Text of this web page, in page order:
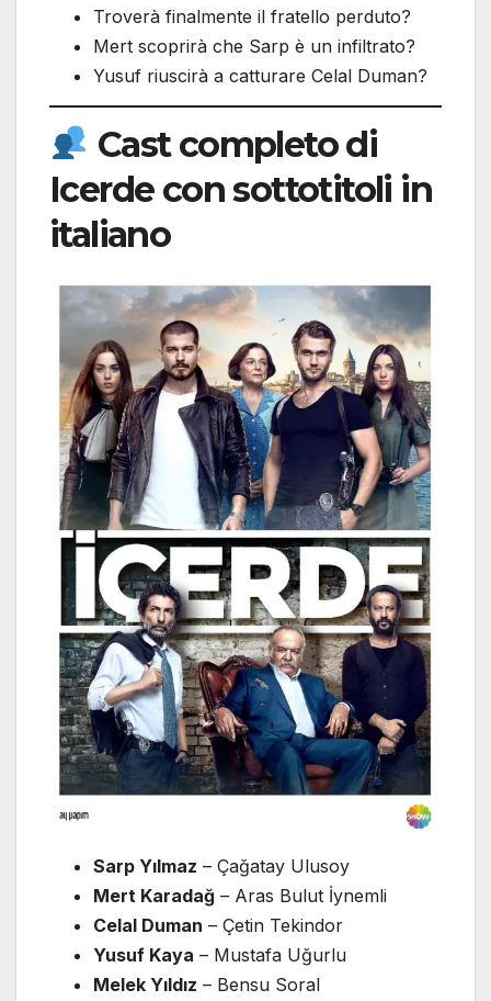
Troverà finalmente il fratello perduto?
Mert scoprirà che Sarp è un infiltrato?
Yusuf riuscirà a catturare Celal Duman?
Cast completo di
Icerde con sottotitoli in
italiano
Sarp Yılmaz – Çağatay Ulusoy
Mert Karadağ – Aras Bulut İynemli
Celal Duman – Çetin Tekindor
Yusuf Kaya – Mustafa Uğurlu
Melek Yıldız – Bensu Soral